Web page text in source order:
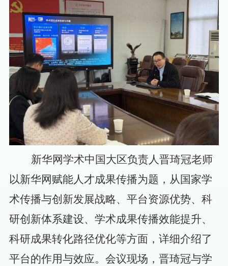
新华网学术中国大区负责人晋琦冠老师
以新华网赋能人才成果传播为题，从国家学
术传播与创新发展战略、平台资源优势、科
研创新体系建设、学术成果传播效能提升、
科研成果转化路径优化等方面，详细介绍了
平台的作用与效应。会议现场，晋琦冠与学